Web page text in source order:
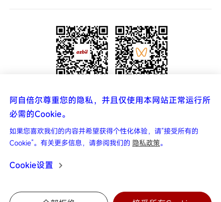
阿自倍尔尊重您的隐私，并且仅使用本网站正常运行所
必需的Cookie。
如果您喜欢我们的内容并希望获得个性化体验，请“接受所有的
Cookie”。有关更多信息，请参阅我们的 隐私政策。
Cookie设置
0
宣传视频
更多资讯 实时掌握
视频号
友情链接
Copyright © 2025 阿自倍尔自控工程（上海）有限公司